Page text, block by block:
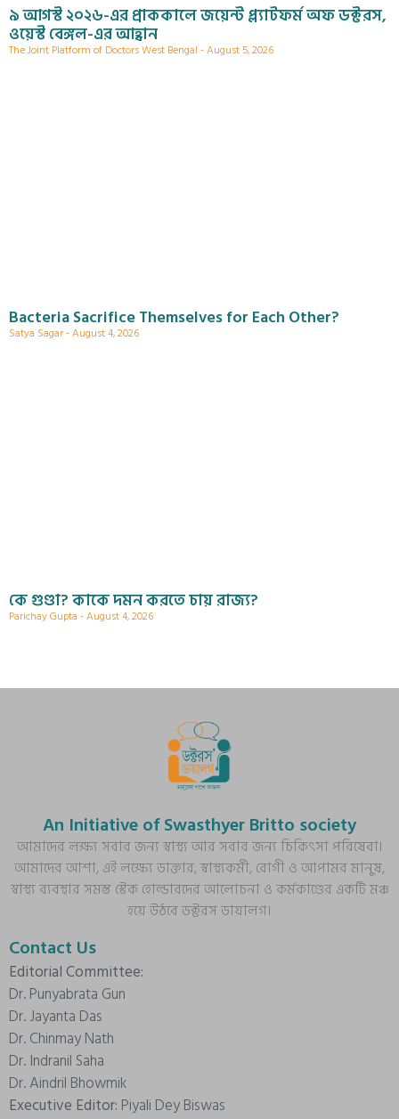
৯ আগস্ট ২০২৬-এর প্রাককালে জয়েন্ট প্ল্যাটফর্ম অফ ডক্টরস,
ওয়েস্ট বেঙ্গল-এর আহ্বান
The Joint Platform of Doctors West Bengal August 5, 2026
Bacteria Sacrifice Themselves for Each Other?
Satya Sagar August 4, 2026
কে গুণ্ডা? কাকে দমন করতে চায় রাজ্য?
Parichay Gupta August 4, 2026
An Initiative of Swasthyer Britto society
আমাদের লক্ষ্য সবার জন্য স্বাস্থ্য আর সবার জন্য চিকিৎসা পরিষেবা।
আমাদের আশা, এই লক্ষ্যে ডাক্তার, স্বাস্থ্যকর্মী, রোগী ও আপামর মানুষ,
স্বাস্থ্য ব্যবস্থার সমস্ত স্টেক হোল্ডারদের আলোচনা ও কর্মকাণ্ডের একটি মঞ্চ
হয়ে উঠবে ডক্টরস ডায়ালগ।
Contact Us
Editorial Committee:
Dr. Punyabrata Gun
Dr. Jayanta Das
Dr. Chinmay Nath
Dr. Indranil Saha
Dr. Aindril Bhowmik
Executive Editor: Piyali Dey Biswas